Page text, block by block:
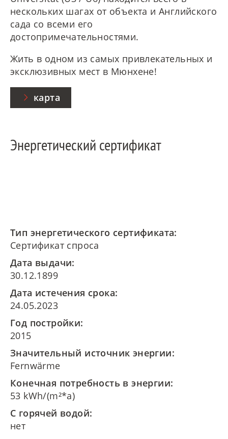
нескольких шагах от объекта и Английского
сада со всеми его
достопримечательностями.
Жить в одном из самых привлекательных и
эксклюзивных мест в Мюнхене!
карта
Энергетический сертификат
Тип энергетического сертификата:
Сертификат спроса
Дата выдачи:
30.12.1899
Дата истечения срока:
24.05.2023
Год постройки:
2015
Значительный источник энергии:
Fernwärme
Конечная потребность в энергии:
53 kWh/(m²*a)
С горячей водой:
нет